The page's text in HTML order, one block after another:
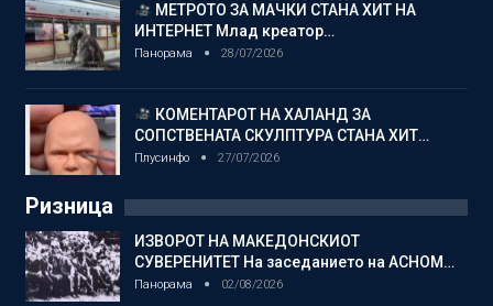
МЕТРОТО ЗА МАЧКИ СТАНА ХИТ НА
ИНТЕРНЕТ Млад креатор…
Панорама 28/07/2026
КОМЕНТАРОТ НА ХАЛАНД ЗА
СОПСТВЕНАТА СКУЛПТУРА СТАНА ХИТ…
Плусинфо 27/07/2026
Ризница
ИЗВОРОТ НА МАКЕДОНСКИОТ
СУВЕРЕНИТЕТ На заседанието на АСНОМ…
Панорама 02/08/2026